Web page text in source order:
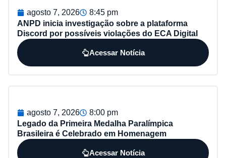
agosto 7, 2026
8:45 pm
ANPD inicia investigação sobre a plataforma
Discord por possíveis violações do ECA Digital
Acessar Notícia
agosto 7, 2026
8:00 pm
Legado da Primeira Medalha Paralímpica
Brasileira é Celebrado em Homenagem
Acessar Notícia